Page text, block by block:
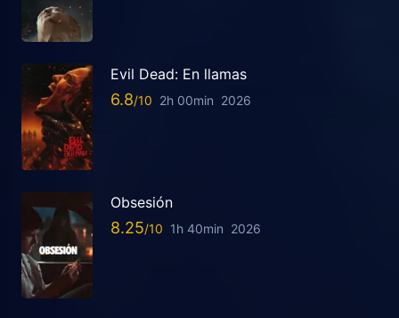
Evil Dead: En llamas
6.8 2h 00min 2026
Obsesión
8.25 1h 40min 2026